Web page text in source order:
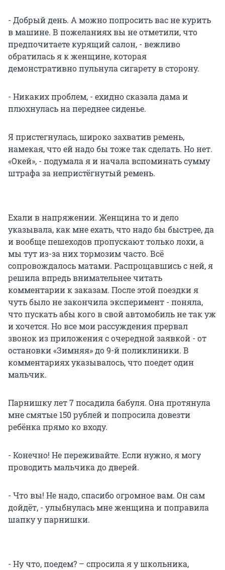
- Добрый день. А можно попросить вас не курить
в машине. В пожеланиях вы не отметили, что
предпочитаете курящий салон, - вежливо
обратилась я к женщине, которая
демонстративно пульнула сигарету в сторону.
- Никаких проблем, - ехидно сказала дама и
плюхнулась на переднее сиденье.
Я пристегнулась, широко захватив ремень,
намекая, что ей надо бы тоже так сделать. Но нет.
«Окей», - подумала я и начала вспоминать сумму
штрафа за непристёгнутый ремень.
Ехали в напряжении. Женщина то и дело
указывала, как мне ехать, что надо бы быстрее, да
и вообще пешеходов пропускают только лохи, а
мы тут из-за них тормозим часто. Всё
сопровождалось матами. Распрощавшись с ней, я
решила впредь внимательнее читать
комментарии к заказам. После этой поездки я
чуть было не закончила эксперимент - поняла,
что пускать абы кого в свой автомобиль не так уж
и хочется. Но все мои рассуждения прервал
звонок из приложения с очередной заявкой - от
остановки «Зимняя» до 9-й поликлиники. В
комментариях указывалось, что поедет один
мальчик.
Парнишку лет 7 посадила бабуля. Она протянула
мне смятые 150 рублей и попросила довезти
ребёнка прямо ко входу.
- Конечно! Не переживайте. Если нужно, я могу
проводить мальчика до дверей.
- Что вы! Не надо, спасибо огромное вам. Он сам
дойдёт, - улыбнулась мне женщина и поправила
шапку у парнишки.
- Ну что, поедем? – спросила я у школьника,